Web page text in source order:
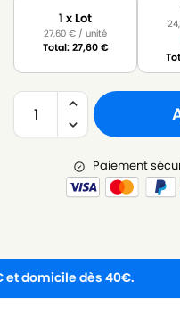
1 x Lot
27,60€ / unité
Total:27,60€
Paiement
dès 40€.